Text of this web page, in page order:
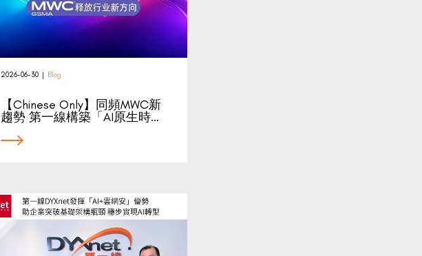
2026-06-30 | Blog
【Chinese Only】同頻MWC新
趨勢 第一線構築「AI原生時…